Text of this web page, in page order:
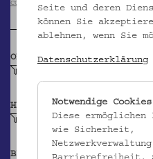
CC BY-NC-SA
OBJEKTKLASSE
HERSTELLER/IN
Unbekannt
BEITRAGENDE/R
Seite und deren
können Sie
ablehnen, wenn Sie
Datenschutzerklärung
Notwendige Cookies
Diese ermöglichen
wie Sicherheit,